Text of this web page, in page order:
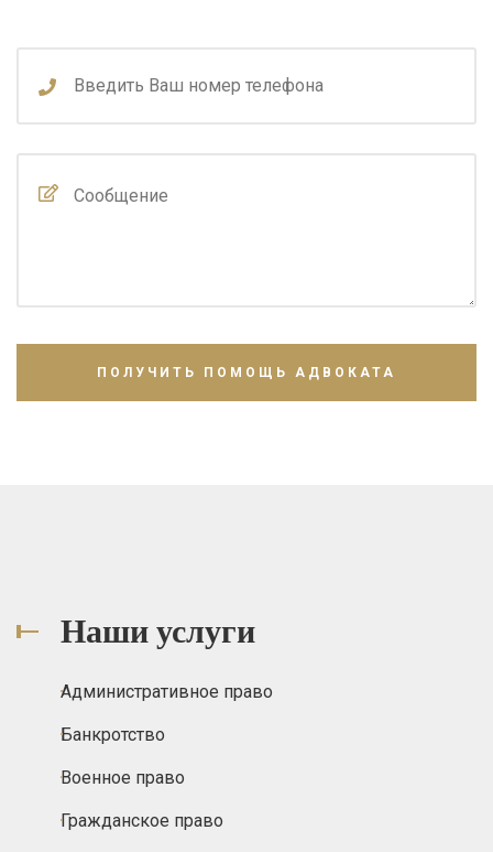
Наши услуги
Административное право
Банкротство
Военное право
Гражданское право